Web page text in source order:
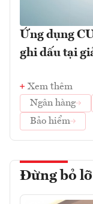
Ứng dụng
ghi dấu tại
Xem thêm
Ngân hàng
Bảo hiểm
Đừng bỏ lỡ